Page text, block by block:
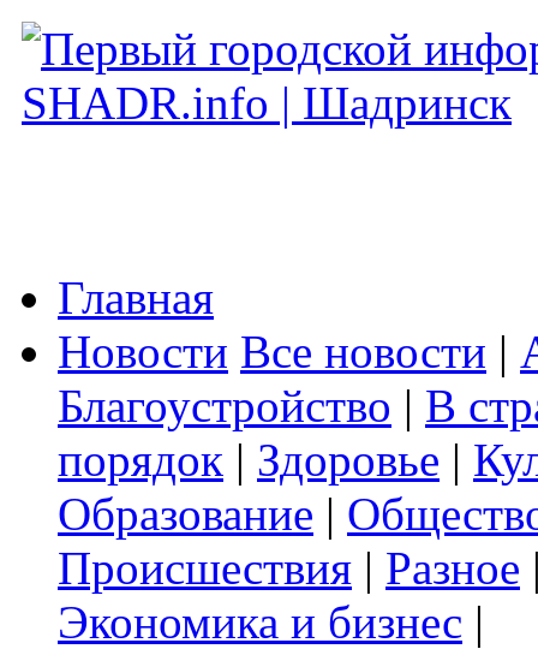
Главная
Новости Все новости |
Благоустройство | В
порядок | Здоровье |
Образование |
Происшествия | Разное
Экономика и бизнес |